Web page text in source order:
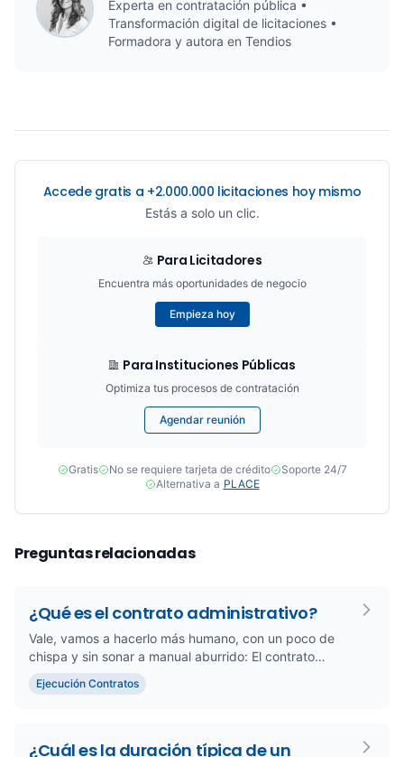
Experta en contratación pública •
Transformación digital de licitaciones •
Formadora y autora en Tendios
Accede gratis a +2.000.000 licitaciones hoy mismo
Estás a solo un clic.
Para Licitadores
Encuentra más oportunidades de negocio
Empieza hoy
Para Instituciones Públicas
Optimiza tus procesos de contratación
Agendar reunión
Gratis No se requiere tarjeta de crédito
Soporte 24/7
Alternativa a PLACE
Preguntas relacionadas
¿Qué es el contrato administrativo?
Vale, vamos a hacerlo más humano, con un poco de
chispa y sin sonar a manual aburrido: El contrato
administrativo, mira,...
Ejecución Contratos
¿Cuál es la duración típica de un